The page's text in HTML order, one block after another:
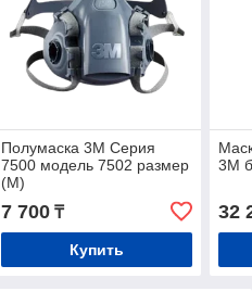
Полумаска 3M Серия
7500 модель 7502 размер
(М)
7 700₸
Купить
3М
32